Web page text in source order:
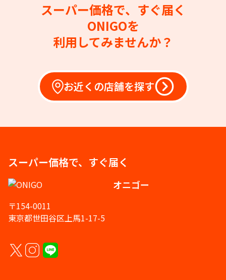
スーパー価格で、すぐ届く
ONIGOを
利用してみませんか？
お近くの店舗を探す
スーパー価格で、すぐ届く
オニゴー
〒154-0011
東京都世田谷区上馬1-17-5